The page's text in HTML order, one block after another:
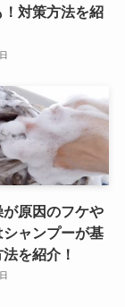
対策方法を紹
原因のフケや
ャンプーが基
を紹介！